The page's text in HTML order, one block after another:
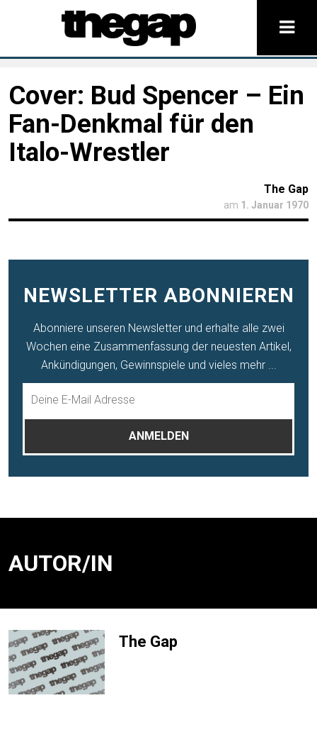
Cover: Bud Spencer – Ein
Fan-Denkmal für den
Italo-Wrestler
The Gap
am 1. Januar 1970
NEWSLETTER ABONNIEREN
Abonniere unseren Newsletter und erhalte alle zwei
Wochen eine Zusammenfassung der neuesten Artikel,
Ankündigungen, Gewinnspiele und vieles mehr ...
AUTOR/IN
The Gap